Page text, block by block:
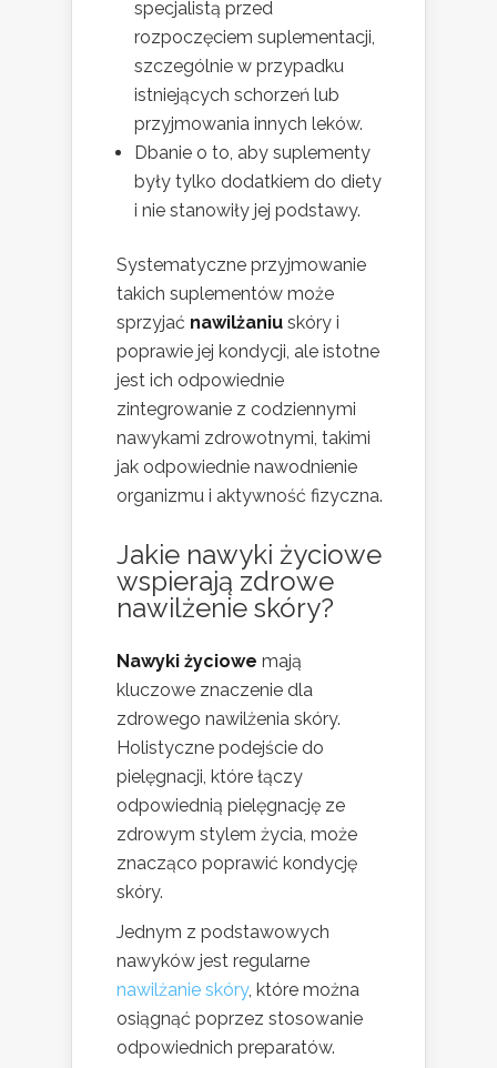
specjalistą przed
rozpoczęciem suplementacji,
szczególnie w przypadku
istniejących schorzeń lub
przyjmowania innych leków.
Dbanie o to, aby suplementy
były tylko dodatkiem do diety
i nie stanowiły jej podstawy.
Systematyczne przyjmowanie
takich suplementów może
sprzyjać nawilżaniu skóry i
poprawie jej kondycji, ale istotne
jest ich odpowiednie
zintegrowanie z codziennymi
nawykami zdrowotnymi, takimi
jak odpowiednie nawodnienie
organizmu i aktywność fizyczna.
Jakie nawyki życiowe
wspierają zdrowe
nawilżenie skóry?
Nawyki życiowe mają
kluczowe znaczenie dla
zdrowego nawilżenia skóry.
Holistyczne podejście do
pielęgnacji, które łączy
odpowiednią pielęgnację ze
zdrowym stylem życia, może
znacząco poprawić kondycję
skóry.
Jednym z podstawowych
nawyków jest regularne
nawilżanie skóry, które można
osiągnąć poprzez stosowanie
odpowiednich preparatów.